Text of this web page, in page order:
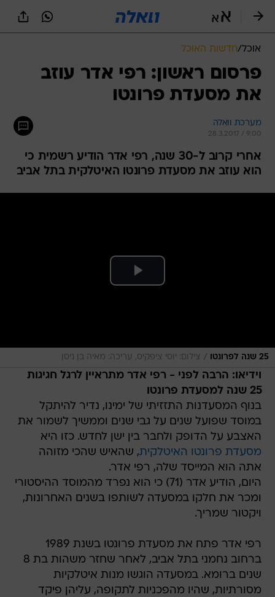
אוכל/חדשות האוכל
פרסום ראשון: רפי אדר עוזב
את מסעדת פרונטו
מערכת וואלה
28.3.2017 / 9:00
אחרי קרוב ל-30 שנה, רפי אדר הודיע רשמית כי
הוא עוזב את מסעדת פרונטו האיטלקית בתל אביב
25 שנה לפרונטו / צילום: יוסי ציפקיס, עריכה: מאיה בן ניסן
וידיאו: הרבה לפני - רפי אדר מתראיין לרגל חגיגות
25 שנה למסעדת פרונטו
בנוף המסעדנות התזזיתי של ימינו, נדיר להיתקל
במוסד שפועל שנים על גבי שנים וממשיך לשמור את
האצבע על הדופק ולחבר בין ישן לחדש. כזו היא
מסעדת פרונטו האיטלקית, שהאיש שהכי מזוהה
אתה הוא המייסד שלה, רפי אדר.
היום, הודיע אדר (71) כי הוא נפרד מהמוסד ההיסטורי
ומכר את חלקו במסעדה לשותפו בשנים האחרונות,
ויקטור שמריך.
רפי אדר פתח את מסעדת פרונטו בשנת 1989
ברחוב נחמני בתל אביב, לאחר שחזר משהות בת 8
שנים ברומא. במסעדה הוגשו מנות איטלקיות
מסורתיות, שהיו מהפכניות לתקופה, עליהן פיקד